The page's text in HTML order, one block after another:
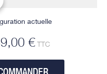
actuelle
€TTC